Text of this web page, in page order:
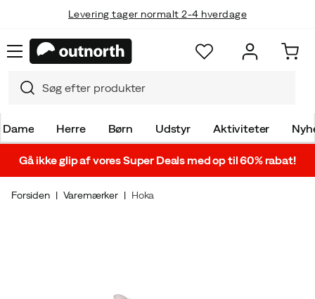
Levering tager normalt 2-4 hverdage
Dame Herre Børn Udstyr Aktiviteter
Gå ikke glip af vores Super Deals med op til 60% rabat!
Forsiden Varemærker Hoka